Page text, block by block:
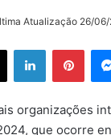
Atualização 26/
Linkedin
organizações
que ocorre